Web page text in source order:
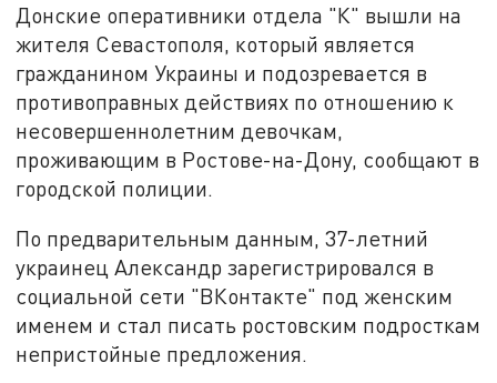
Донские оперативники отдела "К" вышли на
жителя Севастополя, который является
гражданином Украины и подозревается в
противоправных действиях по отношению к
несовершеннолетним девочкам,
проживающим в Ростове-на-Дону, сообщают в
городской полиции.
По предварительным данным, 37-летний
украинец Александр зарегистрировался в
социальной сети "ВКонтакте" под женским
именем и стал писать ростовским подросткам
непристойные предложения.